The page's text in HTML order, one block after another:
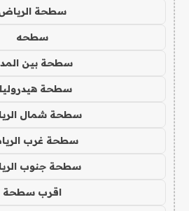
سطحة
سطحه
سطحة بين
سطحة
سطحة شمال
سطحة غرب
سطحة جنوب
اقرب سطحة